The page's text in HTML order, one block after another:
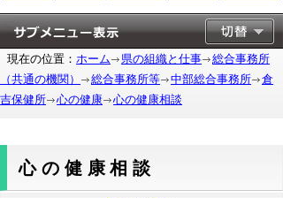
現在の位置： ホーム 県の組織と仕事
総合事務所
（共通の機関）
総合事務所等 中部総合事務所
倉
吉保健所
心の健康 心の健康相談
心の健康相談